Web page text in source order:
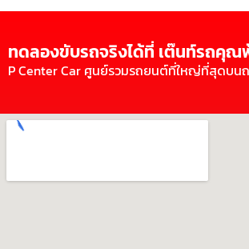
ทดลองขับรถจริงได้ที่ เต๊นท์รถคุณ
P Center Car ศูนย์รวมรถยนต์ที่ใหญ่ที่สุดบน